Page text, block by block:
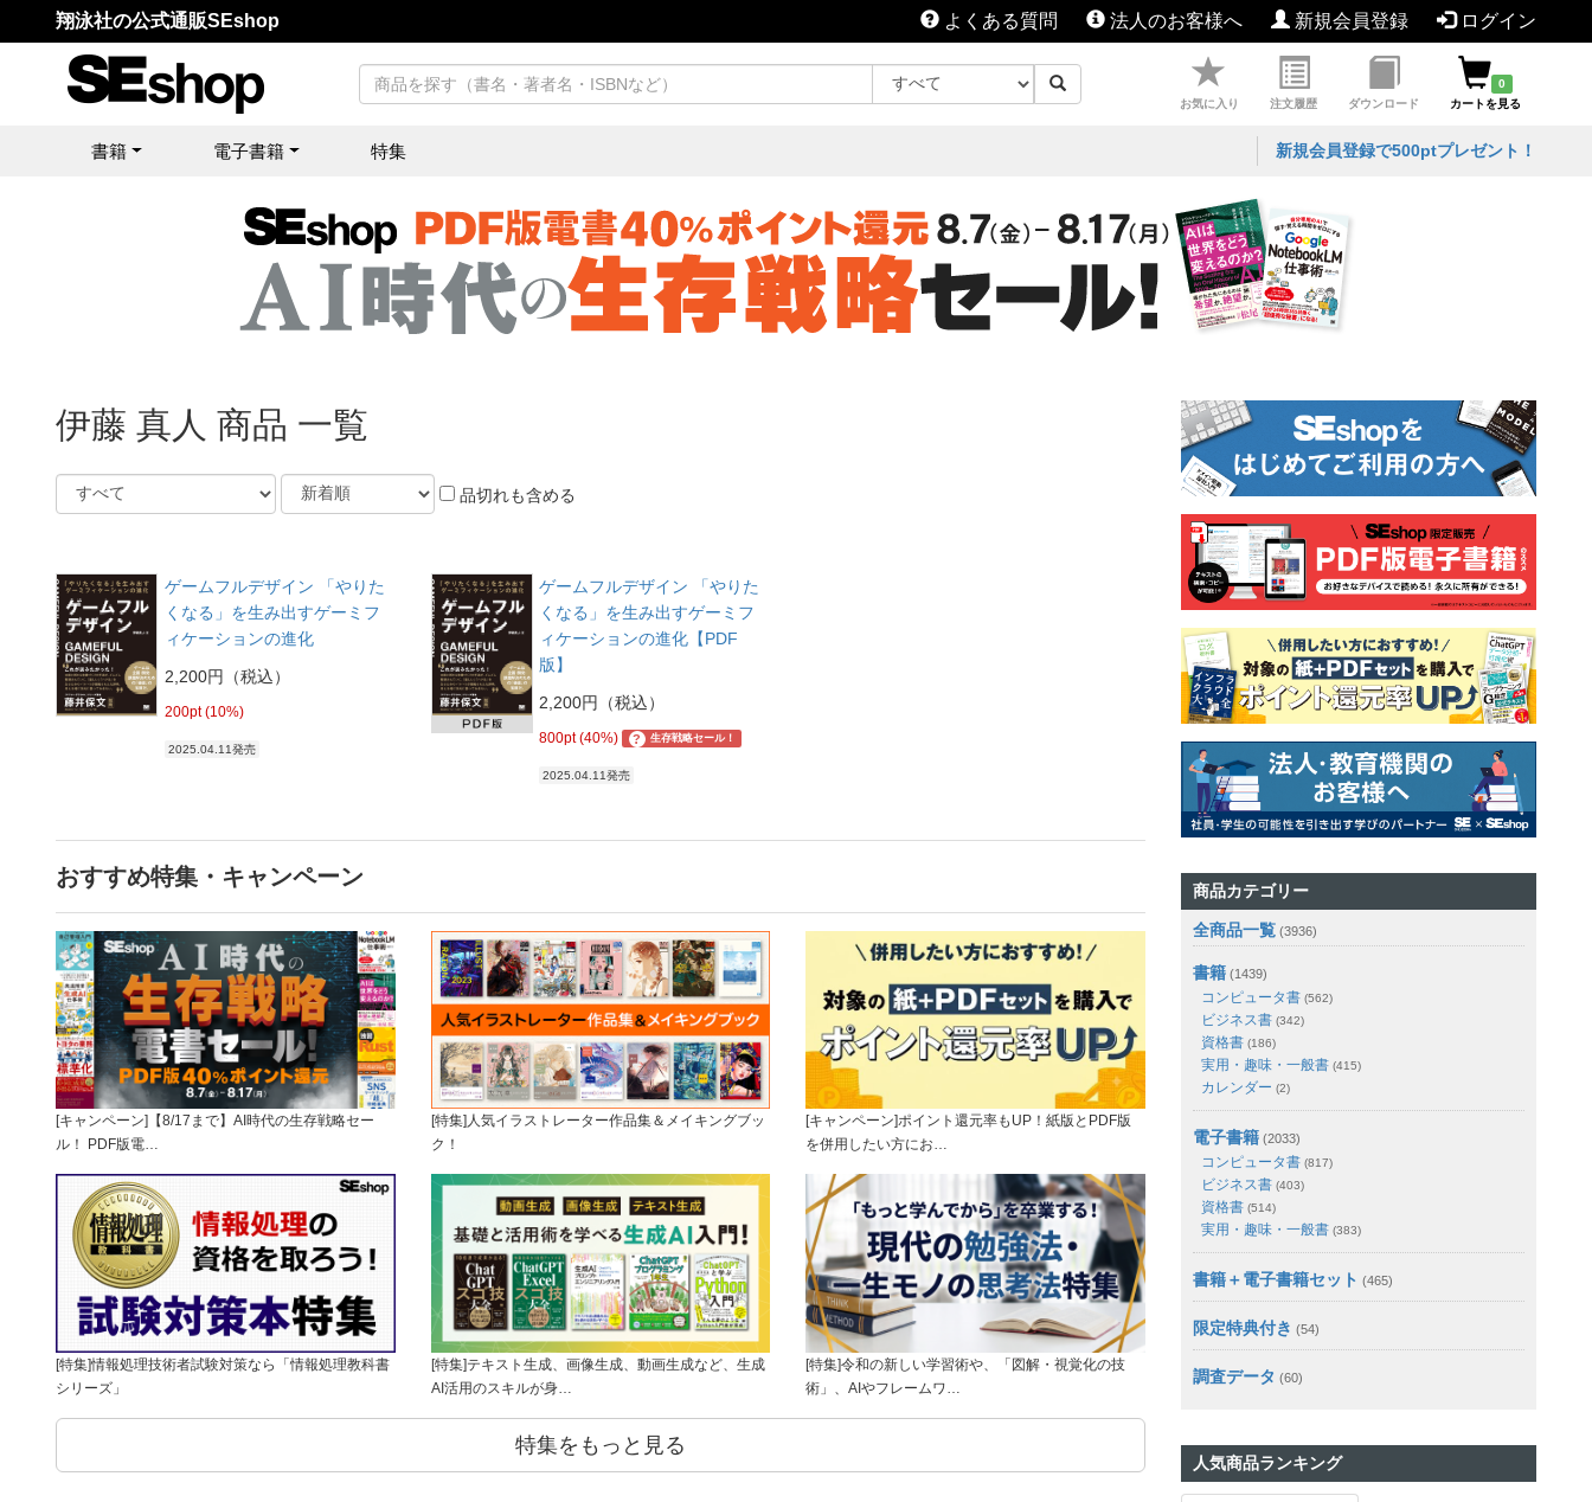
翔泳社の公式通販SEshop よくある質問 法人のお客様へ 新規会員登録 ログイン
お気に入り 注文履歴 ダウンロード
0
カートを見る
書籍 電子書籍 特集 新規会員登録で500ptプレゼント！
伊藤 真人 商品 一覧
品切れも含める
ゲームフルデザイン 「やりた
くなる」を生み出すゲーミフ
ィケーションの進化
2,200円（税込）
200pt (10%)
2025.04.11発売
ゲームフルデザイン 「やりた
くなる」を生み出すゲーミフ
ィケーションの進化【PDF
版】
2,200円（税込）
800pt (40%) ? 生存戦略セール！
2025.04.11発売
おすすめ特集・キャンペーン
[キャンペーン]【8/17まで】AI時代の生存戦略セー
ル！ PDF版電…
[特集]人気イラストレーター作品集＆メイキングブッ
ク！
[キャンペーン]ポイント還元率もUP！紙版とPDF版
を併用したい方にお…
[特集]情報処理技術者試験対策なら「情報処理教科書
シリーズ」
[特集]テキスト生成、画像生成、動画生成など、生成
AI活用のスキルが身…
[特集]令和の新しい学習術や、「図解・視覚化の技
術」、AIやフレームワ…
特集をもっと見る
商品カテゴリー
全商品一覧 (3936)
書籍 (1439)
コンピュータ書 (562)
ビジネス書 (342)
資格書 (186)
実用・趣味・一般書 (415)
カレンダー (2)
電子書籍 (2033)
コンピュータ書 (817)
ビジネス書 (403)
資格書 (514)
実用・趣味・一般書 (383)
書籍＋電子書籍セット (465)
限定特典付き (54)
調査データ (60)
人気商品ランキング